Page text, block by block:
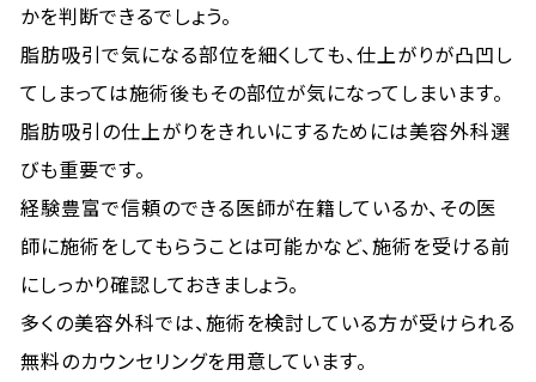
かを判断できるでしょう。
脂肪吸引で気になる部位を細くしても、仕上がりが凸凹し
てしまっては施術後もその部位が気になってしまいます。
脂肪吸引の仕上がりをきれいにするためには美容外科選
びも重要です。
経験豊富で信頼のできる医師が在籍しているか、その医
師に施術をしてもらうことは可能かなど、施術を受ける前
にしっかり確認しておきましょう。
多くの美容外科では、施術を検討している方が受けられる
無料のカウンセリングを用意しています。